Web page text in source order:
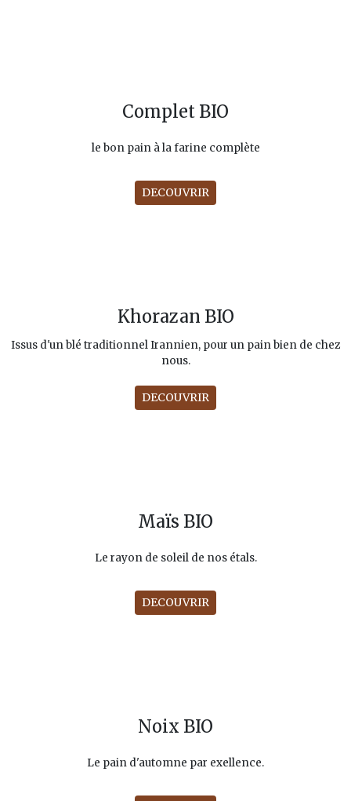
Complet BIO
le bon pain à la farine complète
DECOUVRIR
Khorazan BIO
Issus d'un blé traditionnel Irannien, pour un pain bien de chez
nous.
DECOUVRIR
Maïs BIO
Le rayon de soleil de nos étals.
DECOUVRIR
Noix BIO
Le pain d'automne par exellence.